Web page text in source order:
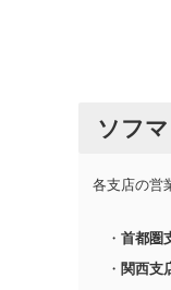
ソフ
各支店の営
・ 首都圏
・ 関西支